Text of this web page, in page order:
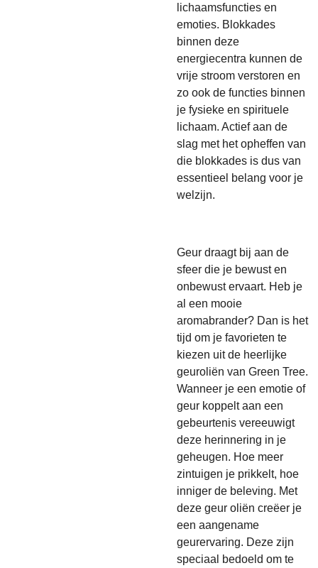
lichaamsfuncties en
emoties. Blokkades
binnen deze
energiecentra kunnen de
vrije stroom verstoren en
zo ook de functies binnen
je fysieke en spirituele
lichaam. Actief aan de
slag met het opheffen van
die blokkades is dus van
essentieel belang voor je
welzijn.
Geur draagt bij aan de
sfeer die je bewust en
onbewust ervaart. Heb je
al een mooie
aromabrander? Dan is het
tijd om je favorieten te
kiezen uit de heerlijke
geuroliën van Green Tree.
Wanneer je een emotie of
geur koppelt aan een
gebeurtenis vereeuwigt
deze herinnering in je
geheugen. Hoe meer
zintuigen je prikkelt, hoe
inniger de beleving. Met
deze geur oliën creëer je
een aangename
geurervaring. Deze zijn
speciaal bedoeld om te